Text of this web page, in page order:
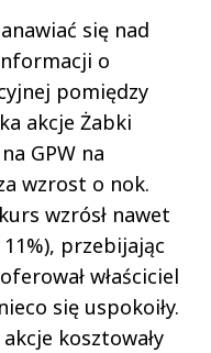
się nad
o
pomiędzy
akcje Żabki
GPW na
wzrost o nok.
wzrósł nawet
przebijając
właściciel
się uspokoiły.
kosztowały